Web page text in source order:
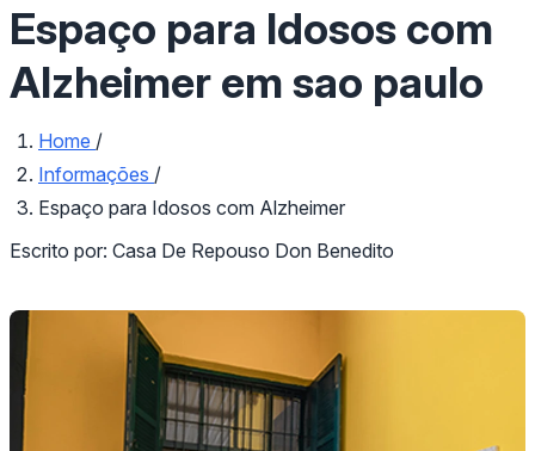
Espaço para Idosos com
Alzheimer em sao paulo
Home /
Informações /
Espaço para Idosos com Alzheimer
Escrito por: Casa De Repouso Don Benedito